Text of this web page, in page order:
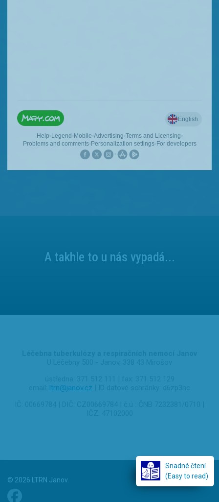
A takhle to u nás vypadá...
ltrn@janov.cz
© 2026 LTRN Janov.
Snadné čtení
(Easy to read)